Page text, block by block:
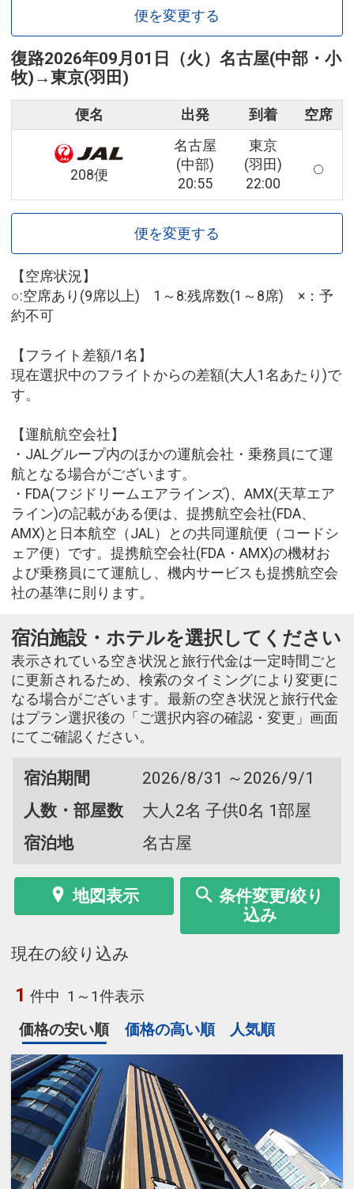
便を変更する
復路2026年09月01日（火） 名古屋(中部・小
牧) →東京(羽田)
便名 出発 到着 空席
208便
名古屋
(中部)
20:55
東京
(羽田)
22:00
便を変更する
【空席状況】
○:空席あり(9席以上) 1～8:残席数(1～8席) ×：予
約不可
【フライト差額/1名】
現在選択中のフライトからの差額(大人1名あたり)で
す。
【運航航空会社】
・JALグループ内のほかの運航会社・乗務員にて運
航となる場合がございます。
・FDA(フジドリームエアラインズ)、AMX(天草エア
ライン)の記載がある便は、提携航空会社(FDA、
AMX)と日本航空（JAL）との共同運航便（コードシ
ェア便）です。提携航空会社(FDA・AMX)の機材お
よび乗務員にて運航し、機内サービスも提携航空会
社の基準に則ります。
宿泊施設・ホテルを選択してください
表示されている空き状況と旅行代金は一定時間ごと
に更新されるため、検索のタイミングにより変更に
なる場合がございます。最新の空き状況と旅行代金
はプラン選択後の「ご選択内容の確認・変更」画面
にてご確認ください。
宿泊期間
2026/8/31 ～2026/9/1
人数・部屋数
大人2名 子供0名 1部屋
宿泊地
名古屋
地図表示
条件変更/絞り
込み
現在の絞り込み
1 件中 1～1件表示
価格の安い順
価格の高い順 人気順